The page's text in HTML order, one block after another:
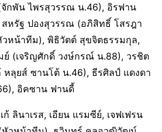
กพัน ไพรสุวรรณ น.46), อิรฟาน
หรัฐ ปองสุวรรณ (อภิสิทธิ์ โสรฎา
วหน้าทีม), พิธิวัตต์ สุขจิตธรรมกุล,
(เจริญศักดิ์ วงษ์กรณ์ น.88), วรชิต
หลุยส์ ซานโต้ น.46), ธีรศิลป์ แดงดา
อิคซาน ฟานดี้
ก้ ลินาเรส, เอียน แรมซีย์, เจฟเฟรน